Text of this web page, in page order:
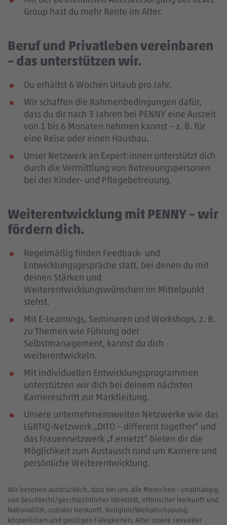
Group hast du mehr Rente im Alter.
Beruf und Privatleben vereinbaren
– das unterstützen wir.
Du erhältst 6 Wochen Urlaub pro Jahr.
Wir schaffen die Rahmenbedingungen dafür,
dass du dir nach 3 Jahren bei PENNY eine Auszeit
von 1 bis 6 Monaten nehmen kannst – z. B. für
eine Reise oder einen Hausbau.
Unser Netzwerk an Expert:innen unterstützt dich
durch die Vermittlung von Betreuungspersonen
bei der Kinder- und Pflegebetreuung.
Weiterentwicklung mit PENNY – wir
fördern dich.
Regelmäßig finden Feedback- und
Entwicklungsgespräche statt, bei denen du mit
deinen Stärken und
Weiterentwicklungswünschen im Mittelpunkt
stehst.
Mit E-Learnings, Seminaren und Workshops, z. B.
zu Themen wie Führung oder
Selbstmanagement, kannst du dich
weiterentwickeln.
Mit individuellen Entwicklungsprogrammen
unterstützen wir dich bei deinem nächsten
Karriereschritt zur Marktleitung.
Unsere unternehmensweiten Netzwerke wie das
LGBTIQ-Netzwerk „DITO – different together“ und
das Frauennetzwerk „f.ernetzt“ bieten dir die
Möglichkeit zum Austausch rund um Karriere und
persönliche Weiterentwicklung.
Wir betonen ausdrücklich, dass bei uns alle Menschen - unabhängig
von Geschlecht/geschlechtlicher Identität, ethnischer Herkunft und
Nationalität, sozialer Herkunft, Religion/Weltanschauung,
körperlichen und geistigen Fähigkeiten, Alter sowie sexueller